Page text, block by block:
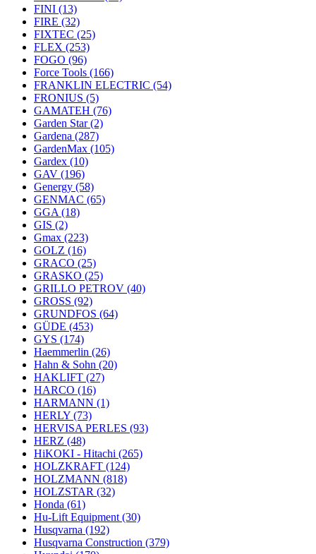
FINI (13)
FIRE (32)
FIXTEC (25)
FLEX (253)
FOGO (96)
Force Tools (166)
FRANKLIN ELECTRIC (54)
FRONIUS (5)
GAMATEH (76)
Garden Star(2)
Gardena (287)
GardenMax (105)
Gardex (10)
GAV (196)
Genergy (58)
GENMAC (65)
GGA (18)
GIS (2)
Gmax (223)
GOLZ (16)
GRACO (25)
GRASKO (25)
GRILLO PETROV (40)
GROSS (92)
GRUNDFOS (64)
GÜDE (453)
GYS (174)
Haemmerlin (26)
Hahn & Sohn (20)
HAKLIFT (27)
HARCO (16)
HARMANN (1)
HERLY (73)
HERVISA PERLES (93)
HERZ (48)
HiKOKI - Hitachi (265)
HOLZKRAFT (124)
HOLZMANN (818)
HOLZSTAR (32)
Honda (61)
Hu-Lift Equipment (30)
Husqvarna (192)
Husqvarna Construction (379)